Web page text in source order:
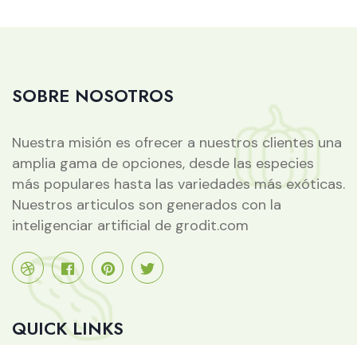
SOBRE NOSOTROS
Nuestra misión es ofrecer a nuestros clientes una
amplia gama de opciones, desde las especies
más populares hasta las variedades más exóticas.
Nuestros articulos son generados con la
inteligenciar artificial de grodit.com
QUICK LINKS